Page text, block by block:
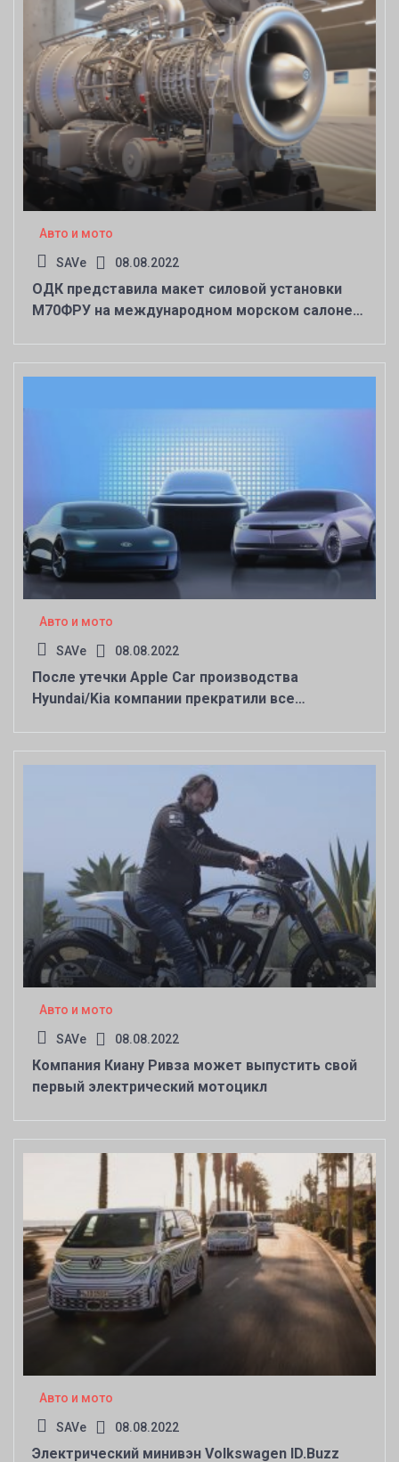
Авто и мото
SAVe 08.08.2022
ОДК представила макет силовой установки
М70ФРУ на международном морском салоне
Авто и мото
SAVe 08.08.2022
После утечки Apple Car производства
Hyundai/Kia компании прекратили все
Авто и мото
SAVe 08.08.2022
Компания Киану Ривза может выпустить свой
первый электрический мотоцикл
Авто и мото
SAVe 08.08.2022
Электрический минивэн Volkswagen ID.Buzz